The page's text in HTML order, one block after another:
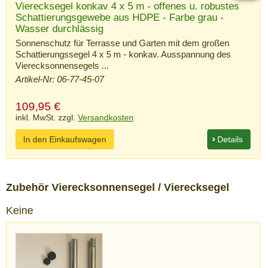
Vierecksegel konkav 4 x 5 m - offenes u. robustes
Schattierungsgewebe aus HDPE - Farbe grau -
Wasser durchlässig
Sonnenschutz für Terrasse und Garten mit dem großen
Schattierungssegel 4 x 5 m - konkav. Ausspannung des
Vierecksonnensegels ...
Artikel-Nr: 06-77-45-07
109,95 €
inkl. MwSt. zzgl. Versandkosten
Details
In den Einkaufswagen
Zubehör Vierecksonnensegel / Vierecksegel
Keine